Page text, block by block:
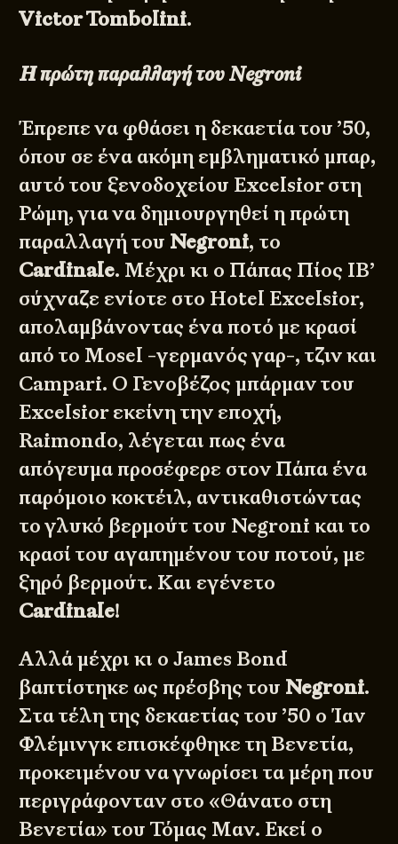
Victor Tombolini.
Η πρώτη παραλλαγή του Negroni
Έπρεπε να φθάσει η δεκαετία του ’50,
όπου σε ένα ακόμη εμβληματικό μπαρ,
αυτό του ξενοδοχείου Excelsior στη
Ρώμη, για να δημιουργηθεί η πρώτη
παραλλαγή του Negroni, το
Cardinale. Μέχρι κι ο Πάπας Πίος ΙΒ’
σύχναζε ενίοτε στο Hotel Excelsior,
απολαμβάνοντας ένα ποτό με κρασί
από το Mosel -γερμανός γαρ-, τζιν και
Campari. Ο Γενοβέζος μπάρμαν του
Excelsior εκείνη την εποχή,
Raimondo, λέγεται πως ένα
απόγευμα προσέφερε στον Πάπα ένα
παρόμοιο κοκτέιλ, αντικαθιστώντας
το γλυκό βερμούτ του Negroni και το
κρασί του αγαπημένου του ποτού, με
ξηρό βερμούτ. Και εγένετο
Cardinale!
Αλλά μέχρι κι ο James Bond
βαπτίστηκε ως πρέσβης του Negroni.
Στα τέλη της δεκαετίας του ’50 ο Ίαν
Φλέμινγκ επισκέφθηκε τη Βενετία,
προκειμένου να γνωρίσει τα μέρη που
περιγράφονταν στο «Θάνατο στη
Βενετία» του Τόμας Μαν. Εκεί ο